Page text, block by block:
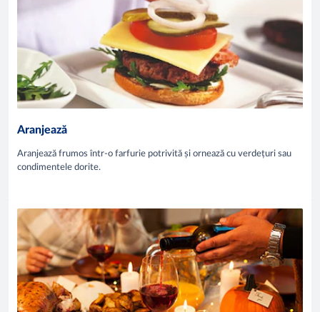
Aranjează
Aranjează frumos într-o farfurie potrivită și ornează cu verdețuri sau
condimentele dorite.